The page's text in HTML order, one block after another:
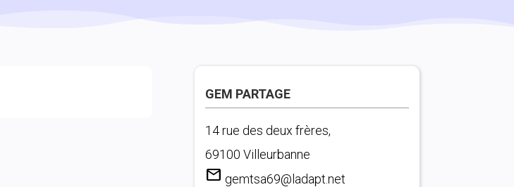
GEM PARTAGE
14 rue des deux frères,
69100 Villeurbanne
mail gemtsa69@ladapt.net